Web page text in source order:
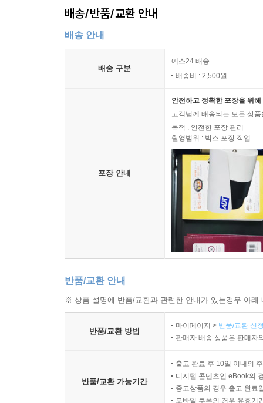
배송/반품/교환 안내
배송 안내
배송 구분
예스24 배송
배송비 : 2,500원
포장 안내
안전하고 정확한 포장을 위
고객님께 배송되는 모든 상
목적 : 안전한 포장 관리
촬영범위 : 박스 포장 작업
반품/교환 안내
※ 상품 설명에 반품/교환과 관련한 안내가 있는경우 아
반품/교환 방법
마이페이지 > 반품/교환 신
판매자 배송 상품은 판매자
반품/교환 가능기간
출고 완료 후 10일 이내의
디지털 콘텐츠인 eBook의
중고상품의 경우 출고 완료
모바일 쿠폰의 경우 유효기